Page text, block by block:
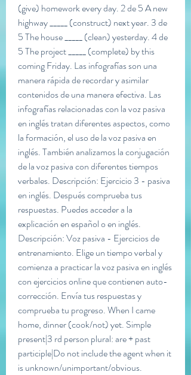
(give) homework every day. 2 de 5 A new
highway _____ (construct) next year. 3 de
5 The house _____ (clean) yesterday. 4 de
5 The project _____ (complete) by this
coming Friday. Las infografías son una
manera rápida de recordar y asimilar
contenidos de una manera efectiva. Las
infografías relacionadas con la voz pasiva
en inglés tratan diferentes aspectos, como
la formación, el uso de la voz pasiva en
inglés. También analizamos la conjugación
de la voz pasiva con diferentes tiempos
verbales. Descripción: Ejercicio 3 - pasiva
en inglés. Después comprueba tus
respuestas. Puedes acceder a la
explicación en español o en inglés.
Descripción: Voz pasiva - Ejercicios de
entrenamiento. Elige un tiempo verbal y
comienza a practicar la voz pasiva en inglés
con ejercicios online que contienen auto-
corrección. Envía tus respuestas y
comprueba tu progreso. When I came
home, dinner (cook/not) yet. Simple
present|3 rd person plural: are + past
participle|Do not include the agent when it
is unknown/unimportant/obvious.